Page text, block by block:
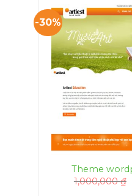
-30%
Theme
1,000,000₫